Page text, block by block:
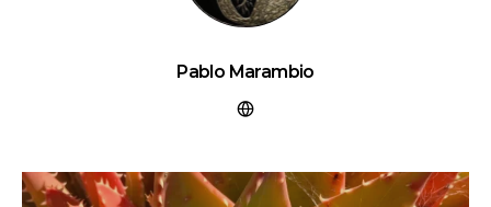
Pablo Marambio